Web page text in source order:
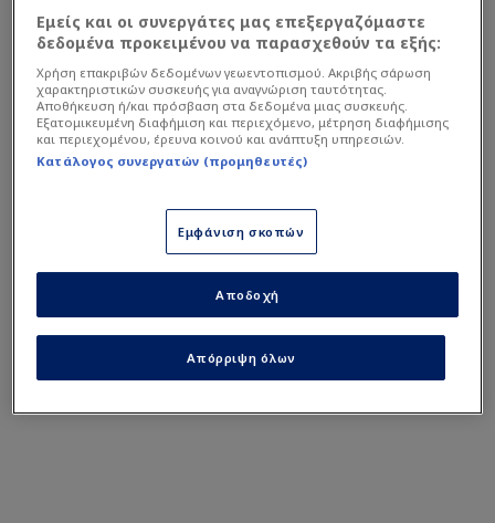
Η Κατάρρευση του Οκταώρου: Ο Αντώνης
Μαυρόπουλος υπογράμμισε την επιστροφή σε
εξαντλητικά ωράρια, αυτή τη φορά με τη
«σφραγίδα» της υψηλής τεχνολογίας. Αλγόριθμοι
που παρακολουθούν κάθε κίνηση και εργαζόμενοι
που μετατρέπονται σε «ψηφιακούς δούλους».
Εμείς και οι συνεργάτες μας επεξεργαζόμαστε
δεδομένα προκειμένου να παρασχεθούν τα εξής:
Χρήση επακριβών δεδομένων γεωεντοπισμού. Ακριβής σάρωση
χαρακτηριστικών συσκευής για αναγνώριση ταυτότητας.
Αποθήκευση ή/και πρόσβαση στα δεδομένα μιας συσκευής.
Εξατομικευμένη διαφήμιση και περιεχόμενο, μέτρηση διαφήμισης
και περιεχομένου, έρευνα κοινού και ανάπτυξη υπηρεσιών.
Κατάλογος συνεργατών (προμηθευτές)
Εμφάνιση σκοπών
Απόρριψη όλων
Αποδοχή